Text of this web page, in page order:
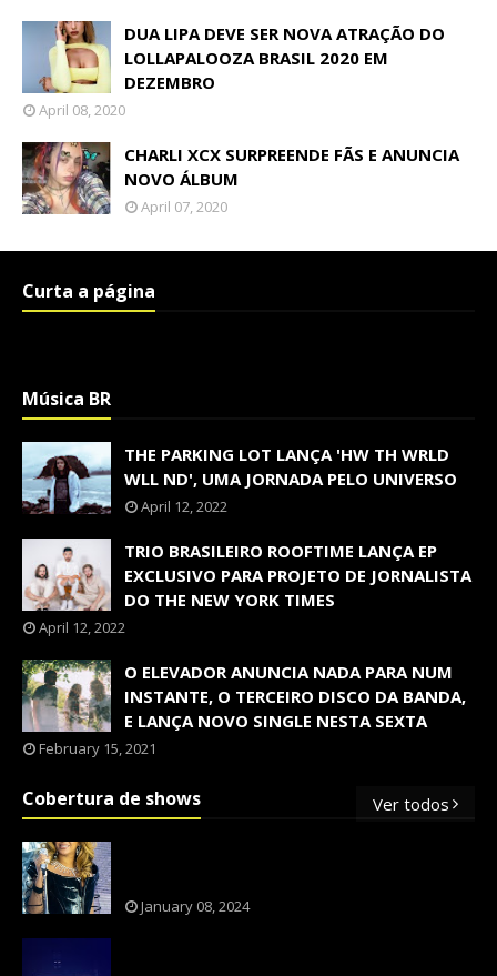
DUA LIPA DEVE SER NOVA ATRAÇÃO DO
LOLLAPALOOZA BRASIL 2020 EM
DEZEMBRO
April 08, 2020
CHARLI XCX SURPREENDE FÃS E ANUNCIA
NOVO ÁLBUM
April 07, 2020
Curta a página
Música BR
THE PARKING LOT LANÇA 'HW TH WRLD
WLL ND', UMA JORNADA PELO UNIVERSO
April 12, 2022
TRIO BRASILEIRO ROOFTIME LANÇA EP
EXCLUSIVO PARA PROJETO DE JORNALISTA
DO THE NEW YORK TIMES
April 12, 2022
O ELEVADOR ANUNCIA NADA PARA NUM
INSTANTE, O TERCEIRO DISCO DA BANDA,
E LANÇA NOVO SINGLE NESTA SEXTA
February 15, 2021
Cobertura de shows Ver todos
January 08, 2024